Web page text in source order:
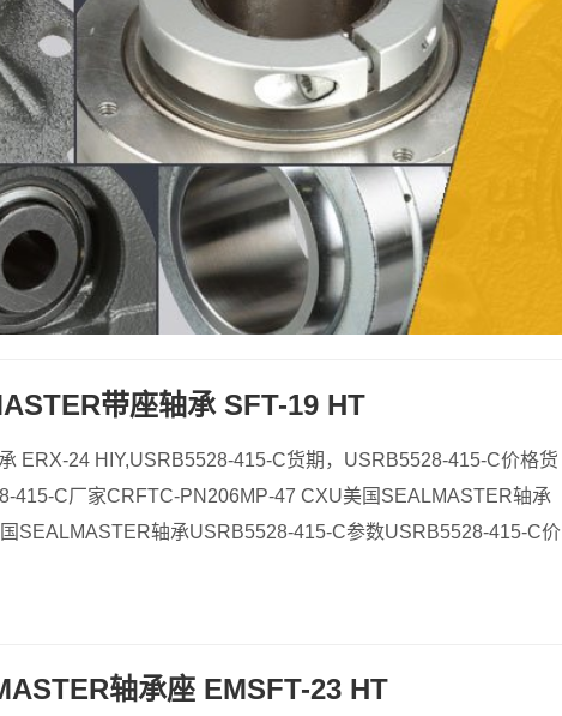
带座轴承 SFT-19 HT
ERX-24 HIY,USRB5528-415-C货期，USRB5528-415-C价格货
415-C厂家CRFTC-PN206MP-47 CXU美国SEALMASTER轴承
SEALMASTER轴承USRB5528-415-C参数USRB5528-415-C价
轴承座 EMSFT-23 HT